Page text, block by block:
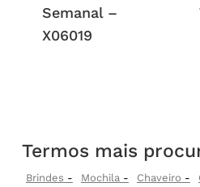
Semanal –
X06019
Termos mais
Brindes Mochila Chaveiro